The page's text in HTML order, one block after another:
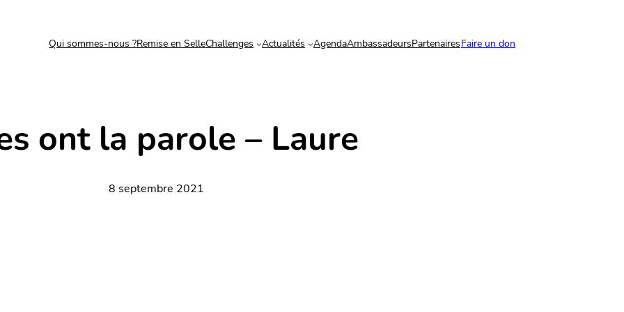
Qui sommes-nous ?Remise en SelleChallenges Actualités AgendaAmbassadeursPartenairesFaire un don
ont la parole – Laure
8 septembre 2021